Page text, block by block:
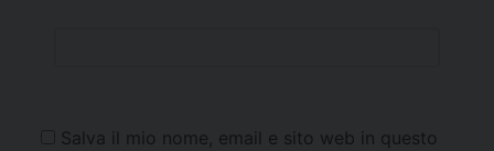
Salva il mio nome, email e sito web in questo